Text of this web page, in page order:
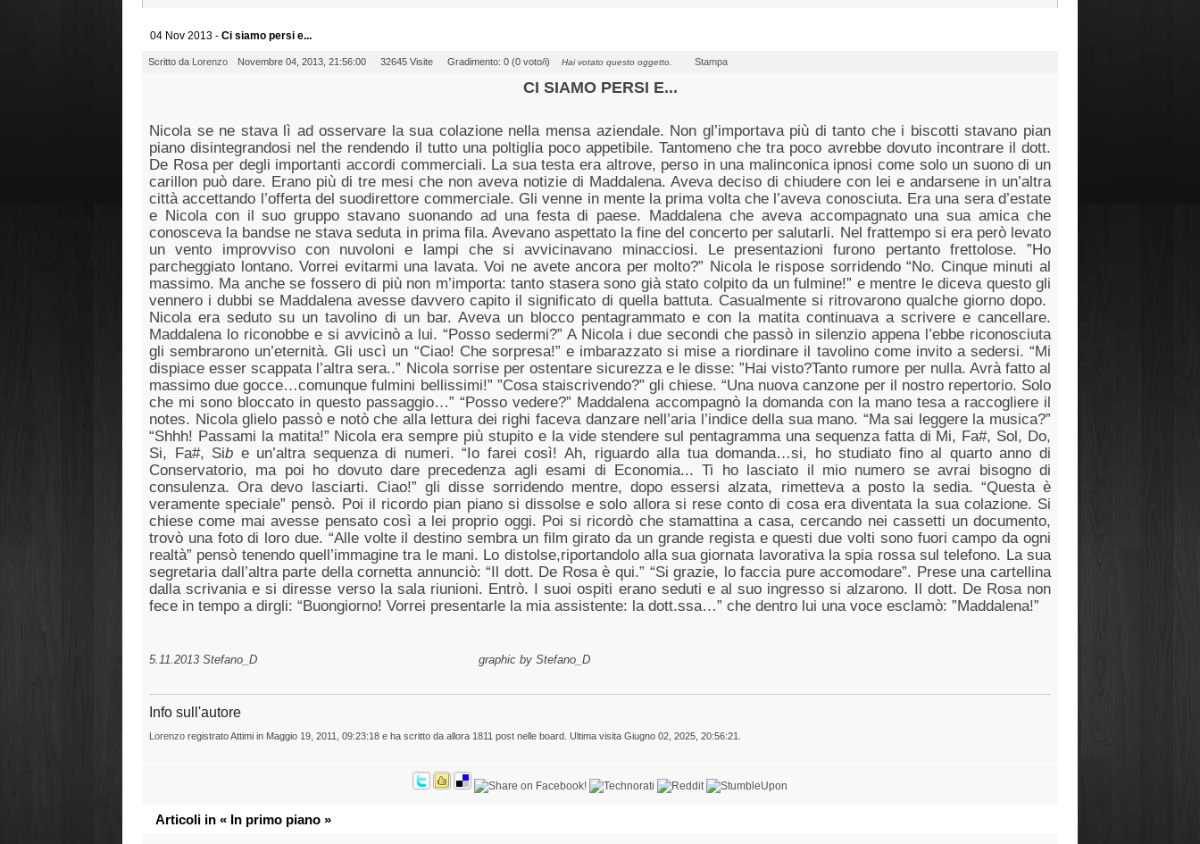
04 Nov 2013 - Ci siamo persi e...
Scritto da Lorenzo Novembre 04, 2013, 21:56:00 32645 Visite Gradimento: 0 (0 voto/i) Hai votato questo oggetto. Stampa
CI SIAMO PERSI E...
Nicola se ne stava lì ad osservare la sua colazione nella mensa aziendale. Non gl’importava più di tanto che i biscotti stavano pian
piano disintegrandosi nel the rendendo il tutto una poltiglia poco appetibile. Tantomeno che tra poco avrebbe dovuto incontrare il dott.
De Rosa per degli importanti accordi commerciali. La sua testa era altrove, perso in una malinconica ipnosi come solo un suono di un
carillon può dare. Erano più di tre mesi che non aveva notizie di Maddalena. Aveva deciso di chiudere con lei e andarsene in un’altra
città accettando l’offerta del suodirettore commerciale. Gli venne in mente la prima volta che l’aveva conosciuta. Era una sera d’estate
e Nicola con il suo gruppo stavano suonando ad una festa di paese. Maddalena che aveva accompagnato una sua amica che
conosceva la bandse ne stava seduta in prima fila. Avevano aspettato la fine del concerto per salutarli. Nel frattempo si era però levato
un vento improvviso con nuvoloni e lampi che si avvicinavano minacciosi. Le presentazioni furono pertanto frettolose. ”Ho
parcheggiato lontano. Vorrei evitarmi una lavata. Voi ne avete ancora per molto?” Nicola le rispose sorridendo “No. Cinque minuti al
massimo. Ma anche se fossero di più non m’importa: tanto stasera sono già stato colpito da un fulmine!” e mentre le diceva questo gli
vennero i dubbi se Maddalena avesse davvero capito il significato di quella battuta. Casualmente si ritrovarono qualche giorno dopo.
Nicola era seduto su un tavolino di un bar. Aveva un blocco pentagrammato e con la matita continuava a scrivere e cancellare.
Maddalena lo riconobbe e si avvicinò a lui. “Posso sedermi?” A Nicola i due secondi che passò in silenzio appena l’ebbe riconosciuta
gli sembrarono un’eternità. Gli uscì un “Ciao! Che sorpresa!” e imbarazzato si mise a riordinare il tavolino come invito a sedersi. “Mi
dispiace esser scappata l’altra sera..” Nicola sorrise per ostentare sicurezza e le disse: ”Hai visto?Tanto rumore per nulla. Avrà fatto al
massimo due gocce…comunque fulmini bellissimi!” ”Cosa staiscrivendo?” gli chiese. “Una nuova canzone per il nostro repertorio. Solo
che mi sono bloccato in questo passaggio…” “Posso vedere?” Maddalena accompagnò la domanda con la mano tesa a raccogliere il
notes. Nicola glielo passò e notò che alla lettura dei righi faceva danzare nell’aria l’indice della sua mano. “Ma sai leggere la musica?”
“Shhh! Passami la matita!” Nicola era sempre più stupito e la vide stendere sul pentagramma una sequenza fatta di Mi, Fa#, Sol, Do,
Si, Fa#, Sib e un’altra sequenza di numeri. “Io farei così! Ah, riguardo alla tua domanda…si, ho studiato fino al quarto anno di
Conservatorio, ma poi ho dovuto dare precedenza agli esami di Economia... Ti ho lasciato il mio numero se avrai bisogno di
consulenza. Ora devo lasciarti. Ciao!” gli disse sorridendo mentre, dopo essersi alzata, rimetteva a posto la sedia. “Questa è
veramente speciale” pensò. Poi il ricordo pian piano si dissolse e solo allora si rese conto di cosa era diventata la sua colazione. Si
chiese come mai avesse pensato così a lei proprio oggi. Poi si ricordò che stamattina a casa, cercando nei cassetti un documento,
trovò una foto di loro due. “Alle volte il destino sembra un film girato da un grande regista e questi due volti sono fuori campo da ogni
realtà” pensò tenendo quell’immagine tra le mani. Lo distolse,riportandolo alla sua giornata lavorativa la spia rossa sul telefono. La sua
segretaria dall’altra parte della cornetta annunciò: “Il dott. De Rosa è qui.” “Si grazie, lo faccia pure accomodare”. Prese una cartellina
dalla scrivania e si diresse verso la sala riunioni. Entrò. I suoi ospiti erano seduti e al suo ingresso si alzarono. Il dott. De Rosa non
fece in tempo a dirgli: “Buongiorno! Vorrei presentarle la mia assistente: la dott.ssa…” che dentro lui una voce esclamò: ”Maddalena!”
5.11.2013 Stefano_D graphic by Stefano_D
Info sull'autore
Lorenzo registrato Attimi in Maggio 19, 2011, 09:23:18 e ha scritto da allora 1811 post nelle board. Ultima visita Giugno 02, 2025, 20:56:21.
Articoli in « In primo piano »